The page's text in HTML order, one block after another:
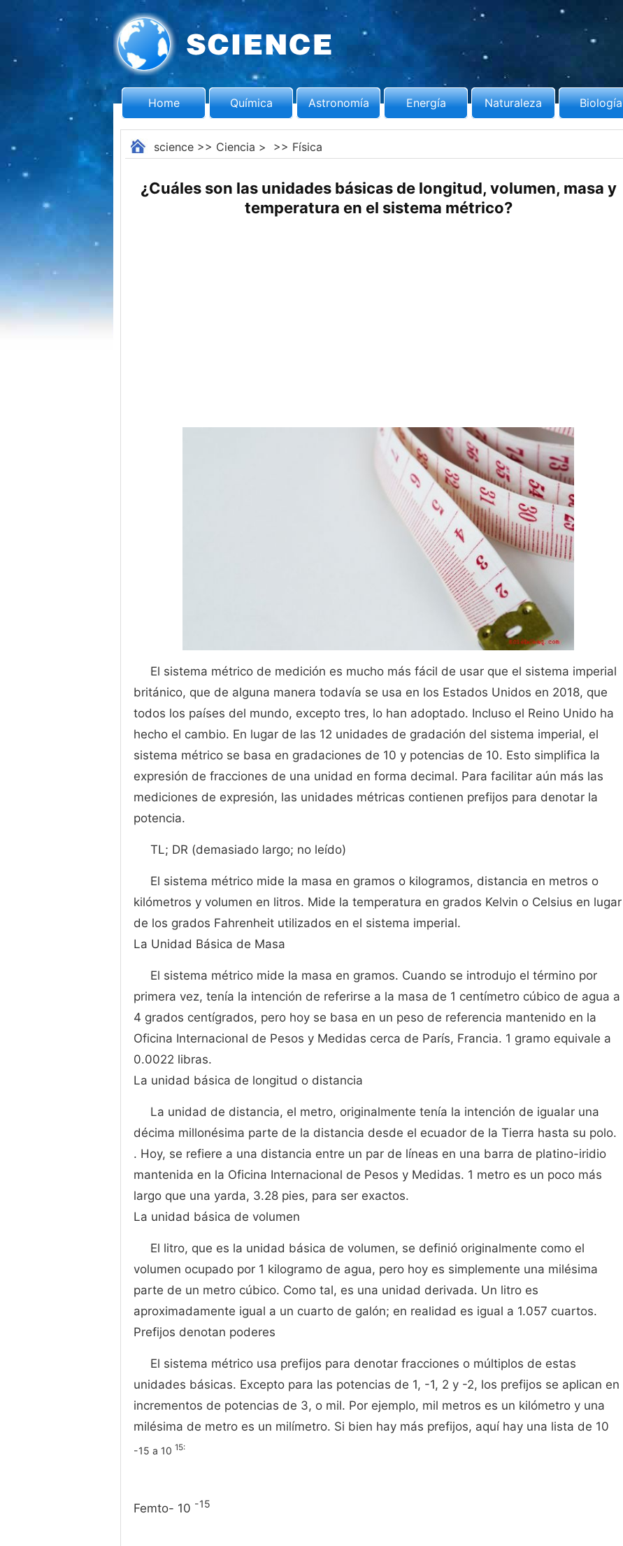
Home Química Astronomía Energía Naturaleza Biología
science>> Ciencia > >> Física
¿Cuáles son las unidades básicas de longitud, volumen, masa y
temperatura en el sistema métrico?
El sistema métrico de medición es mucho más fácil de usar que el sistema imperial
británico, que de alguna manera todavía se usa en los Estados Unidos en 2018, que
todos los países del mundo, excepto tres, lo han adoptado. Incluso el Reino Unido ha
hecho el cambio. En lugar de las 12 unidades de gradación del sistema imperial, el
sistema métrico se basa en gradaciones de 10 y potencias de 10. Esto simplifica la
expresión de fracciones de una unidad en forma decimal. Para facilitar aún más las
mediciones de expresión, las unidades métricas contienen prefijos para denotar la
potencia.
TL; DR (demasiado largo; no leído)
El sistema métrico mide la masa en gramos o kilogramos, distancia en metros o
kilómetros y volumen en litros. Mide la temperatura en grados Kelvin o Celsius en lugar
de los grados Fahrenheit utilizados en el sistema imperial.
La Unidad Básica de Masa
El sistema métrico mide la masa en gramos. Cuando se introdujo el término por
primera vez, tenía la intención de referirse a la masa de 1 centímetro cúbico de agua a
4 grados centígrados, pero hoy se basa en un peso de referencia mantenido en la
Oficina Internacional de Pesos y Medidas cerca de París, Francia. 1 gramo equivale a
0.0022 libras.
La unidad básica de longitud o distancia
La unidad de distancia, el metro, originalmente tenía la intención de igualar una
décima millonésima parte de la distancia desde el ecuador de la Tierra hasta su polo.
. Hoy, se refiere a una distancia entre un par de líneas en una barra de platino-iridio
mantenida en la Oficina Internacional de Pesos y Medidas. 1 metro es un poco más
largo que una yarda, 3.28 pies, para ser exactos.
La unidad básica de volumen
El litro, que es la unidad básica de volumen, se definió originalmente como el
volumen ocupado por 1 kilogramo de agua, pero hoy es simplemente una milésima
parte de un metro cúbico. Como tal, es una unidad derivada. Un litro es
aproximadamente igual a un cuarto de galón; en realidad es igual a 1.057 cuartos.
Prefijos denotan poderes
El sistema métrico usa prefijos para denotar fracciones o múltiplos de estas
unidades básicas. Excepto para las potencias de 1, -1, 2 y -2, los prefijos se aplican en
incrementos de potencias de 3, o mil. Por ejemplo, mil metros es un kilómetro y una
milésima de metro es un milímetro. Si bien hay más prefijos, aquí hay una lista de 10
-15 a 10 15:
Femto- 10 -15